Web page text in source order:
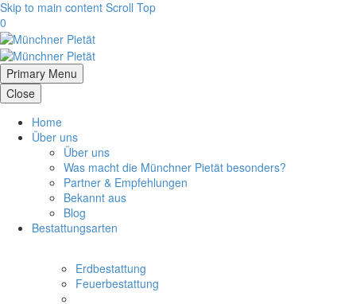
Skip to main content Scroll Top
0
Primary Menu
Close
Home
Über uns
Über uns
Was macht die Münchner Pietät besonders?
Partner & Empfehlungen
Bekannt aus
Blog
Bestattungsarten
Erdbestattung
Feuerbestattung